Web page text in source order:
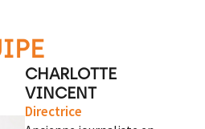
CHARLOTTE
VINCENT
Directrice